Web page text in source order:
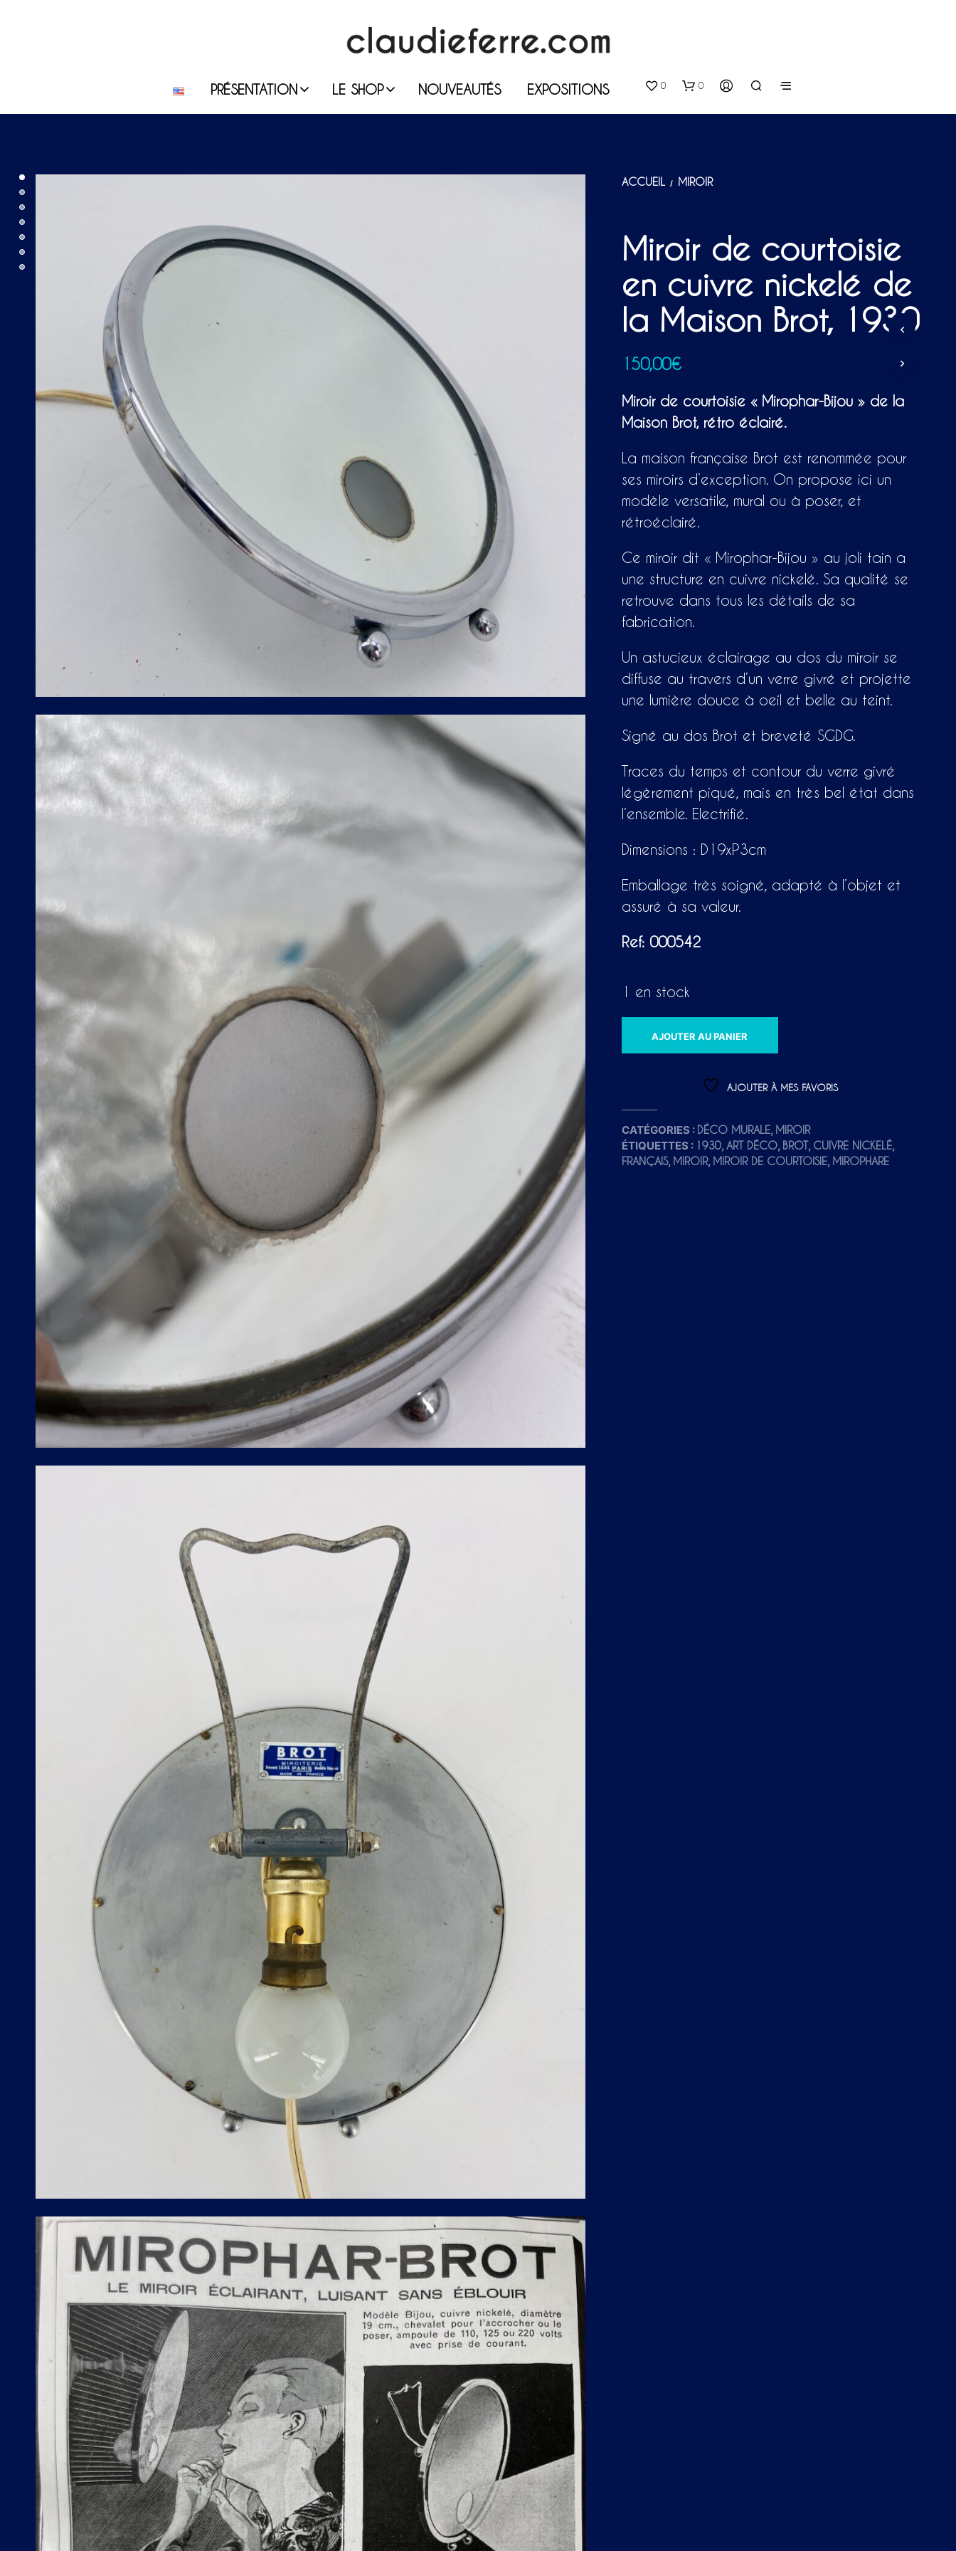
PRÉSENTATION LE SHOP NOUVEAUTÉS EXPOSITIONS 0 0
V
T
R
P
E
S
I
E
.
ACCUEIL / MIROIR
Miroir de courtoisie
en cuivre nickelé de
la Maison Brot, 1930
150,00€
Miroir de courtoisie « Mirophar-Bijou » de la
Maison Brot, rétro éclairé.
La maison française Brot est renommée pour
ses miroirs d’exception. On propose ici un
modèle versatile, mural ou à poser, et
rétroéclairé.
Ce miroir dit « Mirophar-Bijou » au joli tain a
une structure en cuivre nickelé. Sa qualité se
retrouve dans tous les détails de sa
fabrication.
Un astucieux éclairage au dos du miroir se
diffuse au travers d’un verre givré et projette
une lumière douce à oeil et belle au teint.
Signé au dos Brot et breveté SGDG.
Traces du temps et contour du verre givré
légèrement piqué, mais en très bel état dans
l’ensemble. Electrifié.
Dimensions : D19xP3cm
Emballage très soigné, adapté à l’objet et
assuré à sa valeur.
Ref: 000542
1 en stock
AJOUTER AU PANIER
E
N
A
T
AJOUTER À MES FAVORIS
CATÉGORIES : DÉCO MURALE, MIROIR
ÉTIQUETTES : 1930,ART DÉCO, BROT, CUIVRE NICKELÉ,
FRANÇAIS, MIROIR, MIROIR DE COURTOISIE, MIROPHARE